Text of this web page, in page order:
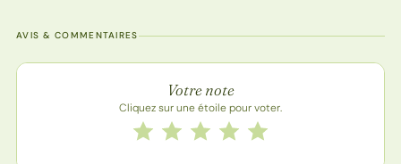
AVIS & COMMENTAIRES
Note de la recette
Votre note
Cliquez sur une étoile pour voter.
Notez cette recette de 1 à 5 étoiles
5 étoiles
4 étoiles
3 étoiles
2 étoiles
1 étoile